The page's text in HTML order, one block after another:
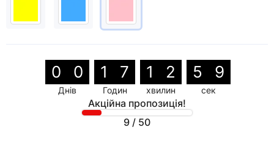
0 0
Днів
1 7
Годин
1 2
хвилин
5 9
сек
Акційна пропозиція!
9 / 50